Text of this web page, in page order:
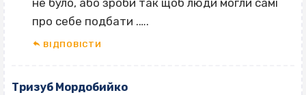
не було, або зроби так щоб люди могли самі
про себе подбати .….
ВІДПОВІCТИ
Тризуб Мордобийко